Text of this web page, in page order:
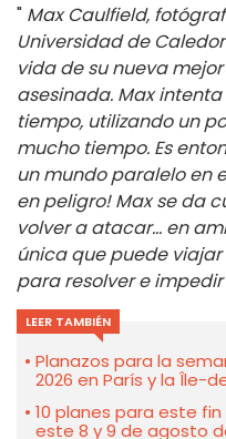
" Max Caulfield,
Universidad de
vida de su nueva
asesinada. Max
tiempo, utilizando un
mucho tiempo. Es
un mundo paralelo en
en peligro! Max se da
volver a atacar... en
única que puede
para resolver e
LEER TAMBIÉN
Planazos para la
2026 en París y la Île-
10 planes para este
este 8 y 9 de agosto